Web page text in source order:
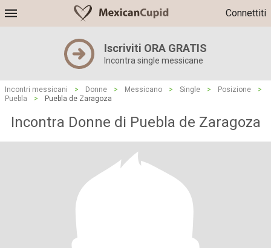
Connettiti
Iscriviti ORA GRATIS
Incontra single messicane
Incontri messicani > Donne > Messicano > Single > Posizione
>
Puebla
> Puebla de Zaragoza
Incontra Donne di Puebla de Zaragoza